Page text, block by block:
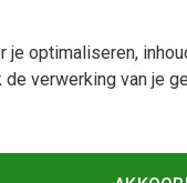
optimaliseren,
verwerking van je